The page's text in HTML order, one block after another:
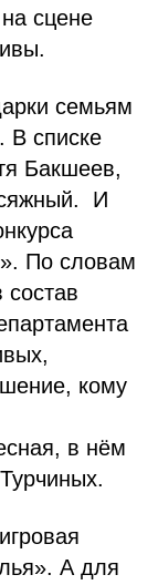
сцене
семьям
списке
Бакшеев,
И
По словам
состав
кому
в нём
А для